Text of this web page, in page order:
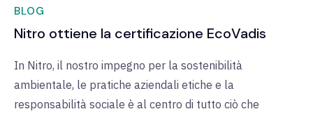
BLOG
Nitro ottiene la certificazione EcoVadis
In Nitro, il nostro impegno per la sostenibilità
ambientale, le pratiche aziendali etiche e la
responsabilità sociale è al centro di tutto ciò che